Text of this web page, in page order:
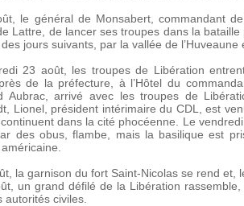
le général de Monsabert, commandant
Lattre, de lancer ses troupes dans la bataille
jours suivants, par la vallée de l’Huveaune
23 août, les troupes de Libération
de la préfecture, à l’Hôtel du
Aubrac, arrivé avec les troupes de
Lionel, président intérimaire du CDL, est
dans la cité phocéenne. Le
des obus, flambe, mais la basilique est
la garnison du fort Saint-Nicolas se rend et,
un grand défilé de la Libération
autorités civiles.